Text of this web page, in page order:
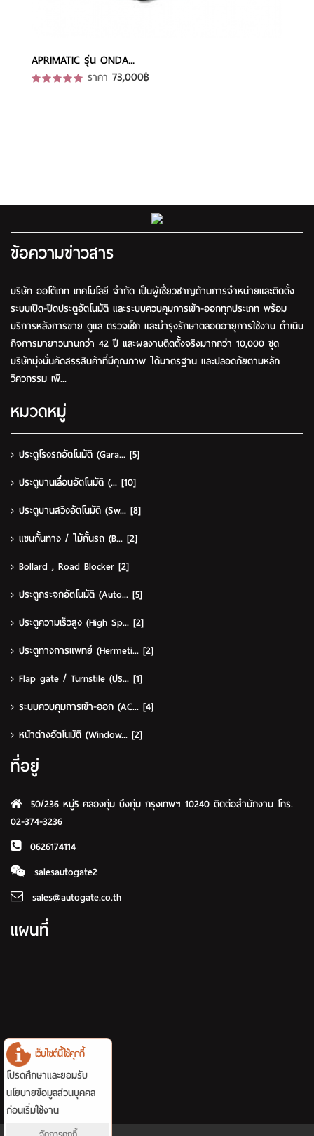
APRIMATIC รุ่น ONDA...
ราคา 73,000฿
ข้อความข่าวสาร
บริษัท ออโต้เกท เทคโนโลยี จำกัด เป็นผู้เชี่ยวชาญด้านการจำหน่ายและติดตั้ง
ระบบเปิด-ปิดประตูอัตโนมัติ และระบบควบคุมการเข้า-ออกทุกประเภท พร้อม
บริการหลังการขาย ดูแล ตรวจเช็ก และบำรุงรักษาตลอดอายุการใช้งาน ดำเนิน
กิจการมายาวนานกว่า 42 ปี และผลงานติดตั้งจริงมากกว่า 10,000 ชุด
บริษัทมุ่งมั่นคัดสรรสินค้าที่มีคุณภาพ ได้มาตรฐาน และปลอดภัยตามหลัก
วิศวกรรม เพื...
หมวดหมู่
ประตูโรงรถอัตโนมัติ (Gara... [5]
ประตูบานเลื่อนอัตโนมัติ (... [10]
ประตูบานสวิงอัตโนมัติ (Sw... [8]
แขนกั้นทาง / ไม้กั้นรถ (B... [2]
Bollard , Road Blocker [2]
ประตูกระจกอัตโนมัติ (Auto... [5]
ประตูความเร็วสูง (High Sp... [2]
ประตูทางการแพทย์ (Hermeti... [2]
Flap gate / Turnstile (ปร... [1]
ระบบควบคุมการเข้า-ออก (AC... [4]
หน้าต่างอัตโนมัติ (Window... [2]
ที่อยู่
50/236 หมู่5 คลองกุ่ม บึงกุ่ม กรุงเทพฯ 10240 ติดต่อสำนักงาน โทร.
02-374-3236
0626174114
salesautogate2
sales@autogate.co.th
แผนที่
เว็บไซต์นี้ใช้คุกกี้
โปรดศึกษาและยอมรับ
นโยบายข้อมูลส่วนบุคคล
ก่อนเริ่มใช้งาน